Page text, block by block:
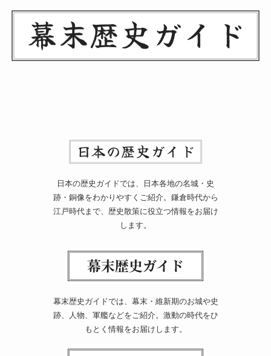
日本の歴史ガイドでは、日本各地の名城・史
跡・銅像をわかりやすくご紹介。鎌倉時代から
江戸時代まで、歴史散策に役立つ情報をお届け
します。
幕末歴史ガイドでは、幕末・維新期のお城や史
跡、人物、軍艦などをご紹介。激動の時代をひ
もとく情報をお届けします。